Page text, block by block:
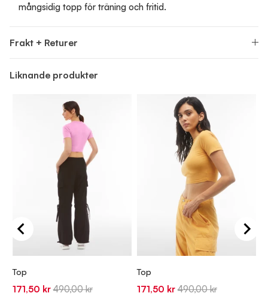
mångsidig topp för träning och fritid.
Frakt + Returer
Liknande produkter
Top
Sale
171,50 krOriginal
490,00 kr
Top
Sale
171,50 krOriginal
490,00 kr